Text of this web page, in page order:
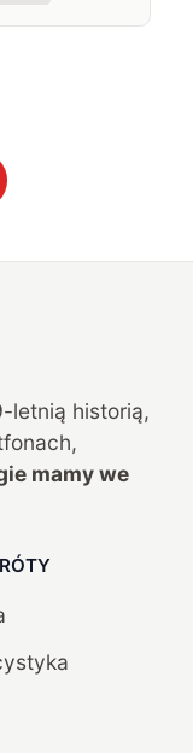
-letnią historią,
mamy we